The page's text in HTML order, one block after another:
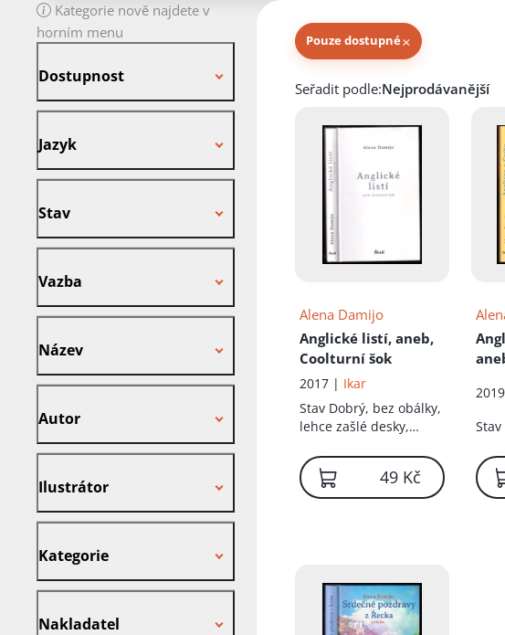
Kategorie nově najdete v
horním menu
Dostupnost
Jazyk
Stav
Vazba
Název
Autor
Ilustrátor
Kategorie
Nakladatel
Pouze dostupné×
Knihy autora
Seřadit podle:
Alena Damijo
Anglické listí, aneb,
Coolturní šok
2017 | Ikar
Stav Dobrý, bez obálky,
lehce zašlé desky,
49 Kč
Stav